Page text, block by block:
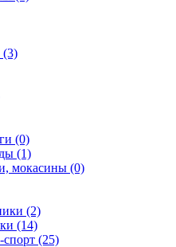
(3)
(0)
(1)
мокасины (0)
(2)
(14)
(25)